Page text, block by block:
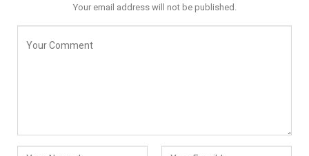
Your email address will not be published.